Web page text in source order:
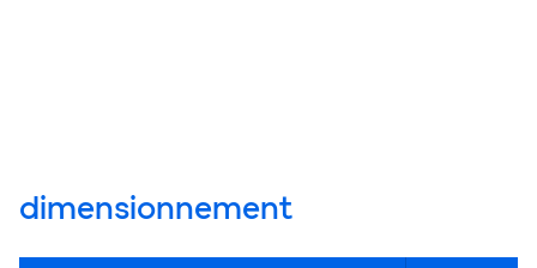
dimensionnement